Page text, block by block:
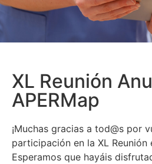
XL Reunión
APERMap
¡Muchas gracias a tod@s por
participación en la XL
Esperamos que hayáis